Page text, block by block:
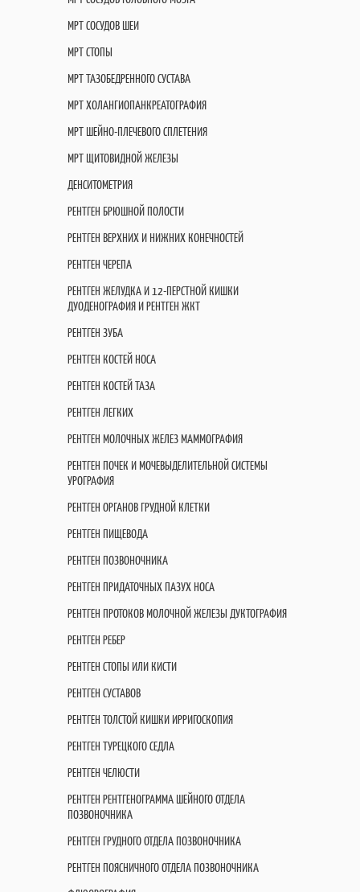
МРТ СОСУДОВ ШЕИ
МРТ СТОПЫ
МРТ ТАЗОБЕДРЕННОГО СУСТАВА
МРТ ХОЛАНГИОПАНКРЕАТОГРАФИЯ
МРТ ШЕЙНО-ПЛЕЧЕВОГО СПЛЕТЕНИЯ
МРТ ЩИТОВИДНОЙ ЖЕЛЕЗЫ
ДЕНСИТОМЕТРИЯ
РЕНТГЕН БРЮШНОЙ ПОЛОСТИ
РЕНТГЕН ВЕРХНИХ И НИЖНИХ КОНЕЧНОСТЕЙ
РЕНТГЕН ЧЕРЕПА
РЕНТГЕН ЖЕЛУДКА И 12-ПЕРСТНОЙ КИШКИ
ДУОДЕНОГРАФИЯ И РЕНТГЕН ЖКТ
РЕНТГЕН ЗУБА
РЕНТГЕН КОСТЕЙ НОСА
РЕНТГЕН КОСТЕЙ ТАЗА
РЕНТГЕН ЛЕГКИХ
РЕНТГЕН МОЛОЧНЫХ ЖЕЛЕЗ МАММОГРАФИЯ
РЕНТГЕН ПОЧЕК И МОЧЕВЫДЕЛИТЕЛЬНОЙ СИСТЕМЫ
УРОГРАФИЯ
РЕНТГЕН ОРГАНОВ ГРУДНОЙ КЛЕТКИ
РЕНТГЕН ПИЩЕВОДА
РЕНТГЕН ПОЗВОНОЧНИКА
РЕНТГЕН ПРИДАТОЧНЫХ ПАЗУХ НОСА
РЕНТГЕН ПРОТОКОВ МОЛОЧНОЙ ЖЕЛЕЗЫ ДУКТОГРАФИЯ
РЕНТГЕН РЕБЕР
РЕНТГЕН СТОПЫ ИЛИ КИСТИ
РЕНТГЕН СУСТАВОВ
РЕНТГЕН ТОЛСТОЙ КИШКИ ИРРИГОСКОПИЯ
РЕНТГЕН ТУРЕЦКОГО СЕДЛА
РЕНТГЕН ЧЕЛЮСТИ
РЕНТГЕН РЕНТГЕНОГРАММА ШЕЙНОГО ОТДЕЛА
ПОЗВОНОЧНИКА
РЕНТГЕН ГРУДНОГО ОТДЕЛА ПОЗВОНОЧНИКА
РЕНТГЕН ПОЯСНИЧНОГО ОТДЕЛА ПОЗВОНОЧНИКА